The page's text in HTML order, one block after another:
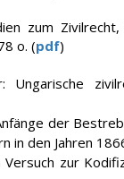
zum
o. (pdf)
Ungarische
der
in den Jahren
Versuch zur